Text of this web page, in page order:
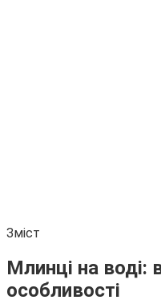
Зміст
Млинці на воді:
особливості